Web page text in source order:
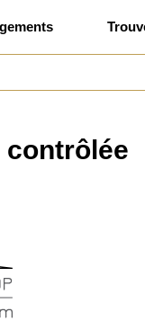
contrôlée